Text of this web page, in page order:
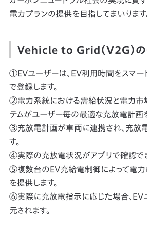
電力プランの提供を目指してまいります
Vehicle to Grid（V2G）
①EVユーザーは、EV利用時間をスマー
で登録します。
②電力系統における需給状況と電力市
テムがユーザー毎の最適な充放電計画
③充放電計画が車両に連携され、充放
す。
④実際の充放電状況がアプリで確認でき
⑤複数台のEV充給電制御によって電
を提供します。
⑥実際に充放電指示に応じた場合、EV
元されます。